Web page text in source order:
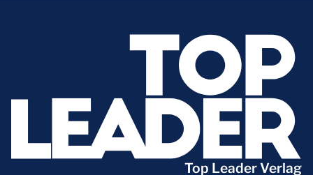
Top Leader Verlag